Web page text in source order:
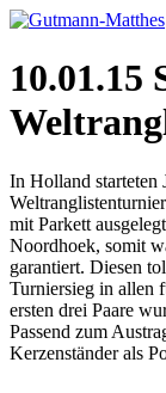
10.01.15
In Holland starteten
mit Parkett
Noordhoek, somit
garantiert. Diesen
Turniersieg in allen
ersten drei Paare
Passend zum
Kerzenständer als